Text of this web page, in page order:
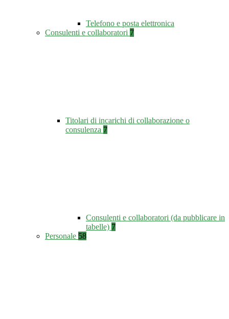
Telefono e posta elettronica
Consulenti e collaboratori 7
Titolari di incarichi di collaborazione o
consulenza 7
Consulenti e collaboratori (da pubblicare in
tabelle) 7
Personale 58